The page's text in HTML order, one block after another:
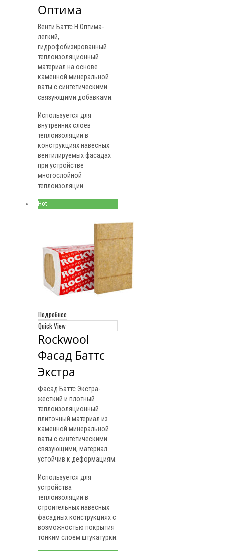
Оптима
Венти Баттс Н Оптима-
легкий,
гидрофобизированный
теплоизоляционный
материал на основе
каменной минеральной
ваты с синтетическими
связующими добавками.
Используется для
внутренних слоев
теплоизоляции в
конструкциях навесных
вентилируемых фасадах
при устройстве
многослойной
теплоизоляции.
Hot
Подробнее
Quick View
Rockwool
Фасад Баттс
Экстра
Фасад Баттс Экстра-
жесткий и плотный
теплоизоляционный
плиточный материал из
каменной минеральной
ваты с синтетическими
связующими, материал
устойчив к деформациям.
Используется для
устройства
теплоизоляции в
строительных навесных
фасадных конструкциях с
возможностью покрытия
тонким слоем штукатурки.